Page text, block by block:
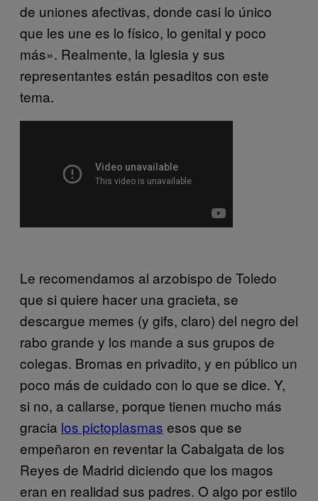
de uniones afectivas, donde casi lo único
que les une es lo físico, lo genital y poco
más». Realmente, la Iglesia y sus
representantes están pesaditos con este
tema.
Le recomendamos al arzobispo de Toledo
que si quiere hacer una gracieta, se
descargue memes (y gifs, claro) del negro del
rabo grande y los mande a sus grupos de
colegas. Bromas en privadito, y en público un
poco más de cuidado con lo que se dice. Y,
si no, a callarse, porque tienen mucho más
gracia los pictoplasmas esos que se
empeñaron en reventar la Cabalgata de los
Reyes de Madrid diciendo que los magos
eran en realidad sus padres. O algo por estilo